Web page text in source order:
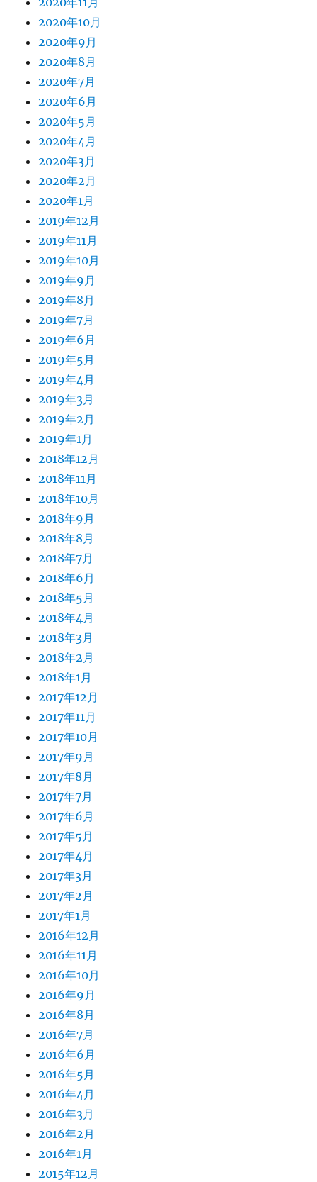
2020年10月
2020年9月
2020年8月
2020年7月
2020年6月
2020年5月
2020年4月
2020年3月
2020年2月
2020年1月
2019年12月
2019年11月
2019年10月
2019年9月
2019年8月
2019年7月
2019年6月
2019年5月
2019年4月
2019年3月
2019年2月
2019年1月
2018年12月
2018年11月
2018年10月
2018年9月
2018年8月
2018年7月
2018年6月
2018年5月
2018年4月
2018年3月
2018年2月
2018年1月
2017年12月
2017年11月
2017年10月
2017年9月
2017年8月
2017年7月
2017年6月
2017年5月
2017年4月
2017年3月
2017年2月
2017年1月
2016年12月
2016年11月
2016年10月
2016年9月
2016年8月
2016年7月
2016年6月
2016年5月
2016年4月
2016年3月
2016年2月
2016年1月
2015年12月